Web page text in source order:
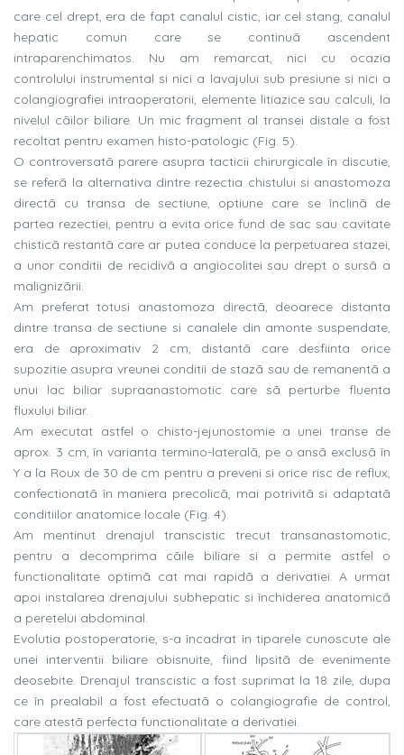
care cel drept, era de fapt canalul cistic, iar cel stang, canalul
hepatic comun care se continuã ascendent
intraparenchimatos. Nu am remarcat, nici cu ocazia
controlului instrumental si nici a lavajului sub presiune si nici a
colangiografiei intraoperatorii, elemente litiazice sau calculi, la
nivelul cãilor biliare. Un mic fragment al transei distale a fost
recoltat pentru examen histo-patologic (Fig. 5).
O controversatã parere asupra tacticii chirurgicale în discutie,
se referã la alternativa dintre rezectia chistului si anastomoza
directã cu transa de sectiune, optiune care se înclinã de
partea rezectiei, pentru a evita orice fund de sac sau cavitate
chisticã restantã care ar putea conduce la perpetuarea stazei,
a unor conditii de recidivã a angiocolitei sau drept o sursã a
malignizãrii.
Am preferat totusi anastomoza directã, deoarece distanta
dintre transa de sectiune si canalele din amonte suspendate,
era de aproximativ 2 cm, distantã care desfiinta orice
supozitie asupra vreunei conditii de stazã sau de remanentã a
unui lac biliar supraanastomotic care sã perturbe fluenta
fluxului biliar.
Am executat astfel o chisto-jejunostomie a unei transe de
aprox. 3 cm, în varianta termino-lateralã, pe o ansã exclusã în
Y a la Roux de 30 de cm pentru a preveni si orice risc de reflux,
confectionatã în maniera precolicã, mai potrivitã si adaptatã
conditiilor anatomice locale (Fig. 4).
Am mentinut drenajul transcistic trecut transanastomotic,
pentru a decomprima cãile biliare si a permite astfel o
functionalitate optimã cat mai rapidã a derivatiei. A urmat
apoi instalarea drenajului subhepatic si închiderea anatomicã
a peretelui abdominal.
Evolutia postoperatorie, s-a încadrat în tiparele cunoscute ale
unei interventii biliare obisnuite, fiind lipsitã de evenimente
deosebite. Drenajul transcistic a fost suprimat la 18 zile, dupa
ce în prealabil a fost efectuatã o colangiografie de control,
care atestã perfecta functionalitate a derivatiei.